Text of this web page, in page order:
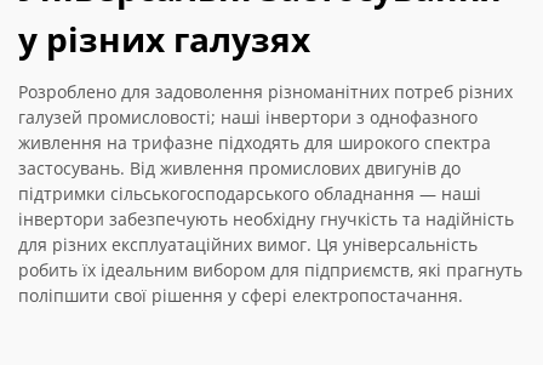
у різних галузях
Розроблено для задоволення різноманітних потреб різних
галузей промисловості; наші інвертори з однофазного
живлення на трифазне підходять для широкого спектра
застосувань. Від живлення промислових двигунів до
підтримки сільськогосподарського обладнання — наші
інвертори забезпечують необхідну гнучкість та надійність
для різних експлуатаційних вимог. Ця універсальність
робить їх ідеальним вибором для підприємств, які прагнуть
поліпшити свої рішення у сфері електропостачання.